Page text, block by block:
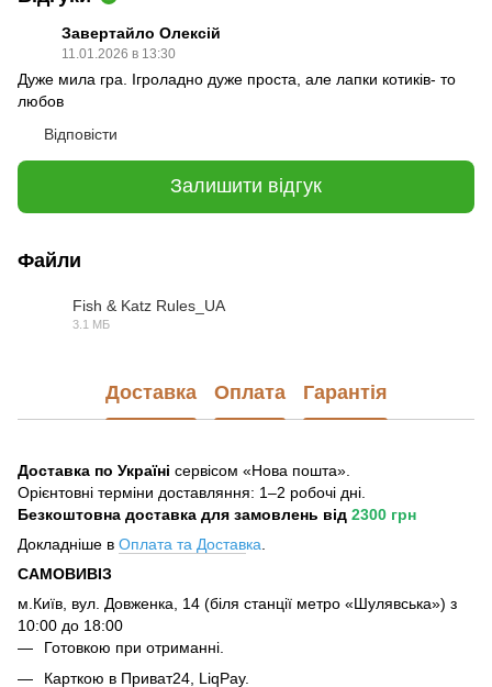
Завертайло Олексій
11.01.2026 в 13:30
Дуже мила гра. Ігроладно дуже проста, але лапки котиків- то
любов
Відповісти
Залишити відгук
Файли
Fish & Katz Rules_UA
3.1 МБ
Доставка Оплата Гарантія
Доставка по Україні сервісом «Нова пошта».
Орієнтовні терміни доставляння: 1–2 робочі дні.
Безкоштовна доставка для замовлень від 2300 грн
Докладніше в Оплата та Доставка
САМОВИВІЗ
м.Київ, вул. Довженка, 14 (біля станції метро «Шулявська») з
10:00 до 18:00
Готовкою при отриманні.
Карткою в Приват24, LiqPay.